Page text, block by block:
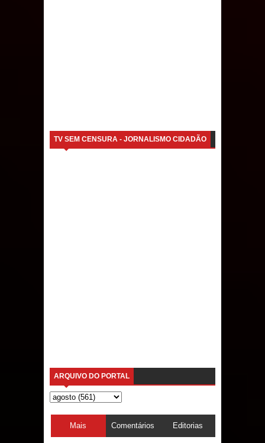
TV SEM CENSURA - JORNALISMO CIDADÃO
ARQUIVO DO PORTAL
Mais Comentários Editorias